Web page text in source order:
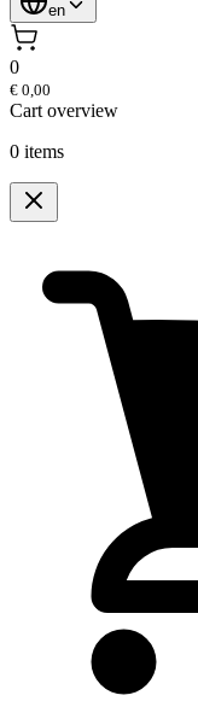
en
0
€ 0,00
Cart overview
0 items